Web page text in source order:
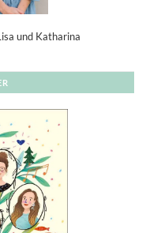
und Katharina